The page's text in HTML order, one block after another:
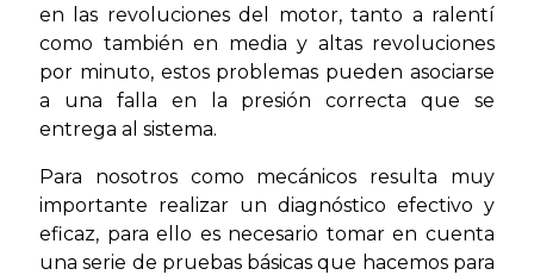
en las revoluciones del motor, tanto a ralentí
como también en media y altas revoluciones
por minuto, estos problemas pueden asociarse
a una falla en la presión correcta que se
entrega al sistema.
Para nosotros como mecánicos resulta muy
importante realizar un diagnóstico efectivo y
eficaz, para ello es necesario tomar en cuenta
una serie de pruebas básicas que hacemos para